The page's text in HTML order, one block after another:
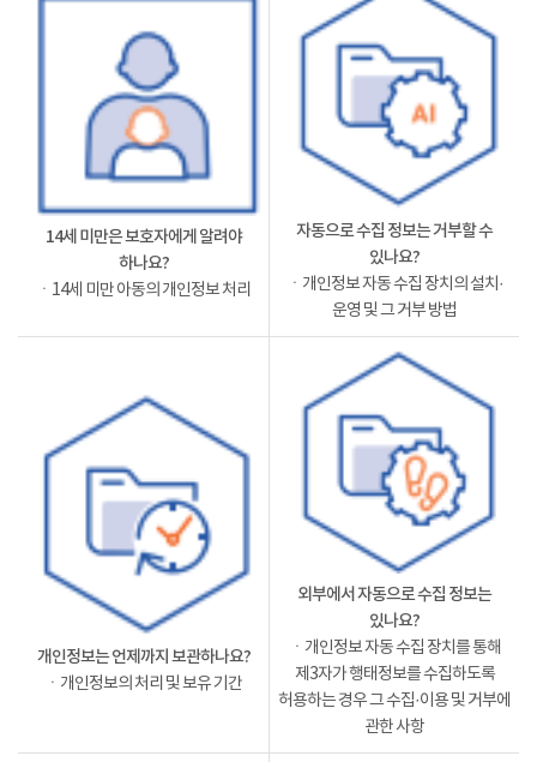
14세 미만은 보호자에게 알려야
하나요?
ㆍ14세 미만 아동의 개인정보 처리
자동으로 수집 정보는 거부할 수
있나요?
ㆍ개인정보 자동 수집 장치의 설치·
운영 및 그 거부 방법
개인정보는 언제까지 보관하나요?
ㆍ개인정보의 처리 및 보유 기간
외부에서 자동으로 수집 정보는
있나요?
ㆍ개인정보 자동 수집 장치를 통해
제3자가 행태정보를 수집하도록
허용하는 경우 그 수집·이용 및 거부에
관한 사항